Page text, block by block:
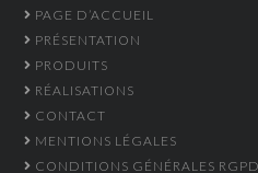
PAGE D’ACCUEIL
PRÉSENTATION
PRODUITS
RÉALISATIONS
CONTACT
MENTIONS LÉGALES
CONDITIONS GÉNÉRALES RGPD